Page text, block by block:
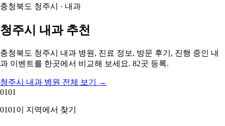
충청북도 청주시 · 내과
청주시 내과 추천
충청북도 청주시 내과 병원, 진료 정보, 방문 후기, 진행 중인 내
과 이벤트를 한곳에서 비교해 보세요. 82곳 등록.
청주시 내과 병원 전체 보기
→
0101
0101 이 지역에서 찾기